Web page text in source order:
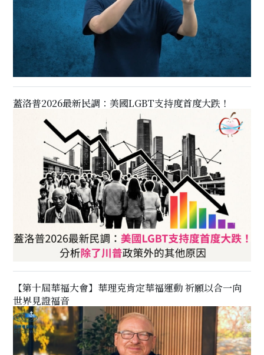
蓋洛普2026最新民調：美國LGBT支持度首度大跌！
【第十屆華福大會】華理克肯定華福運動 祈願以合一向
世界見證福音